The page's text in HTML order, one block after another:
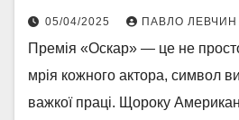
05/04/2025 ПАВЛО ЛЕВЧИН
Премія «Оскар» — це не
мрія кожного актора, символ
важкої праці. Щороку